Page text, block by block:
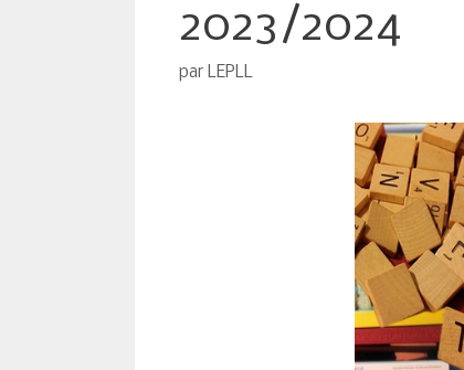
2023/2024
par LEPLL